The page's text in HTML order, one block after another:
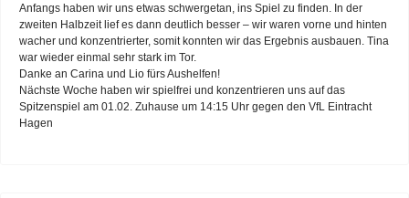
Anfangs haben wir uns etwas schwergetan, ins Spiel zu finden. In der
zweiten Halbzeit lief es dann deutlich besser – wir waren vorne und hinten
wacher und konzentrierter, somit konnten wir das Ergebnis ausbauen. Tina
war wieder einmal sehr stark im Tor.
Danke an Carina und Lio fürs Aushelfen!
Nächste Woche haben wir spielfrei und konzentrieren uns auf das
Spitzenspiel am 01.02. Zuhause um 14:15 Uhr gegen den VfL Eintracht
Hagen